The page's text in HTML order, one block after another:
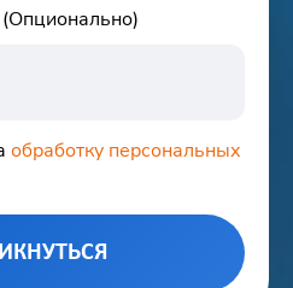
обработку персональных